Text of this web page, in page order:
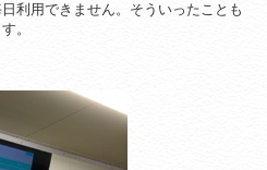
利用できません。そういったことも
。